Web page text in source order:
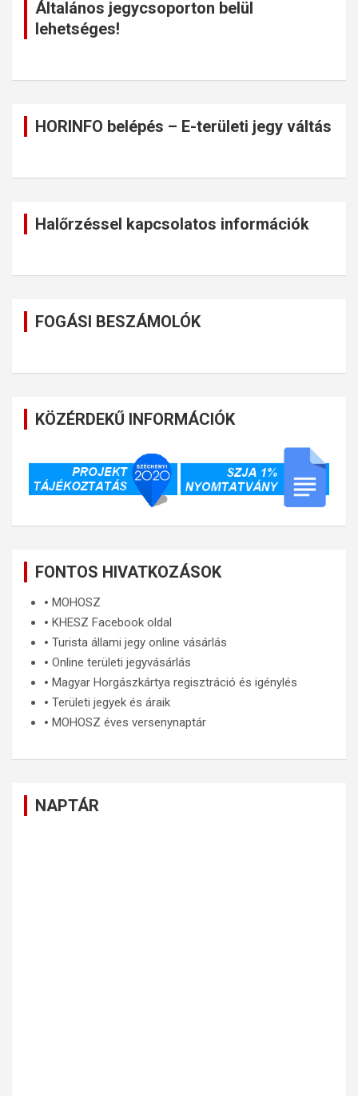
Általános jegycsoporton belül
lehetséges!
HORINFO belépés – E-területi jegy váltás
Halőrzéssel kapcsolatos információk
FOGÁSI BESZÁMOLÓK
KÖZÉRDEKŰ INFORMÁCIÓK
FONTOS HIVATKOZÁSOK
🞄 MOHOSZ
🞄 KHESZ Facebook oldal
🞄 Turista állami jegy online vásárlás
🞄 Online területi jegyvásárlás
🞄 Magyar Horgászkártya regisztráció és igénylés
🞄 Területi jegyek és áraik
🞄 MOHOSZ éves versenynaptár
NAPTÁR